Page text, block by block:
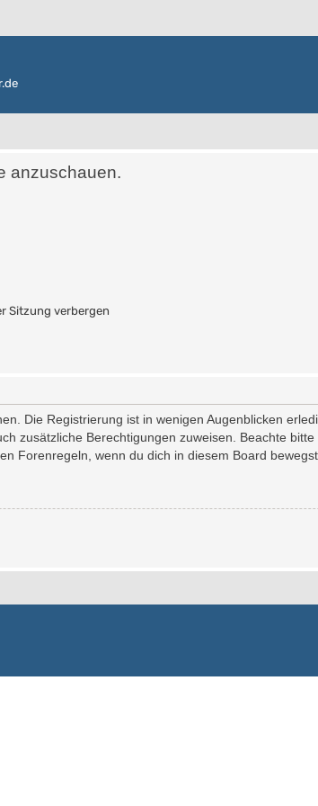
anzuschauen.
Sitzung verbergen
Die Registrierung ist in wenigen Augenblicken
zusätzliche Berechtigungen zuweisen. Beachte
Forenregeln, wenn du dich in diesem Board bewegst.